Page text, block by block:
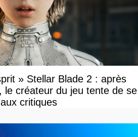
» Stellar Blade 2 : après
le créateur du jeu tente de se
critiques